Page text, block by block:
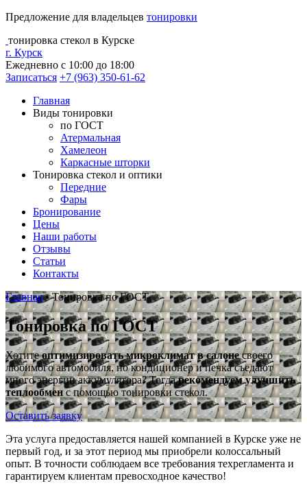
Предложение для владельцев тонировки
тонировка стекол в Курске
г. Курск
Ежедневно с 10:00 до 18:00
Записаться +7 (963) 350-61-62
Главная
Виды тонировки
по ГОСТ
Атермальная
Хамелеон
Каркасные шторки
Тонировка стекол и оптики
Передние
Фары
Бронирование
Цены
Наши работы
Отзывы
Статьи
Контакты
Главная•Тонировка по ГОСТ
Тонировка по ГОСТ
Хотитеоптимизировать микроклимат в салонесвоего
любимого автомобиля, но кондиционер и печка съедают
много энергии аккумулятора? Тогдарекомендуем улучшить
теплообменс помощью тонировки стекол.
Оставить заявку
Эта услуга предоставляется нашей компанией в Курске уже не
первый год, и за этот период мы приобрели колоссальный
опыт. В точности соблюдаем все требования техрегламента и
гарантируем клиентам превосходное качество!